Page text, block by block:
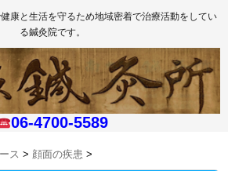
康と生活を守るため地域密着で治療活動をしてい
る鍼灸院です。
06-4700-5589
ス > 顔面の疾患 >